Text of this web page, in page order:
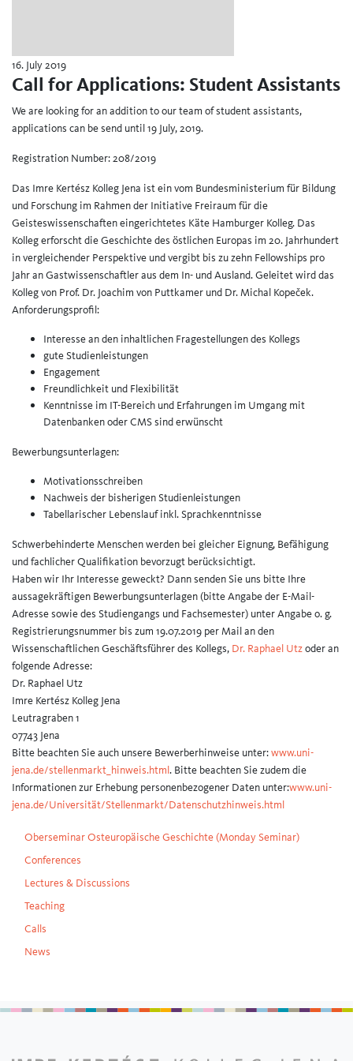
16. July 2019
Call for Applications: Student Assistants
We are looking for an addition to our team of student assistants,
applications can be send until 19 July, 2019.
Registration Number: 208/2019
Das Imre Kertész Kolleg Jena ist ein vom Bundesministerium für Bildung
und Forschung im Rahmen der Initiative Freiraum für die
Geisteswissenschaften eingerichtetes Käte Hamburger Kolleg. Das
Kolleg erforscht die Geschichte des östlichen Europas im 20. Jahrhundert
in vergleichender Perspektive und vergibt bis zu zehn Fellowships pro
Jahr an Gastwissenschaftler aus dem In- und Ausland. Geleitet wird das
Kolleg von Prof. Dr. Joachim von Puttkamer und Dr. Michal Kopeček.
Anforderungsprofil:
Interesse an den inhaltlichen Fragestellungen des Kollegs
gute Studienleistungen
Engagement
Freundlichkeit und Flexibilität
Kenntnisse im IT-Bereich und Erfahrungen im Umgang mit
Datenbanken oder CMS sind erwünscht
Bewerbungsunterlagen:
Motivationsschreiben
Nachweis der bisherigen Studienleistungen
Tabellarischer Lebenslauf inkl. Sprachkenntnisse
Schwerbehinderte Menschen werden bei gleicher Eignung, Befähigung
und fachlicher Qualifikation bevorzugt berücksichtigt.
Haben wir Ihr Interesse geweckt? Dann senden Sie uns bitte Ihre
aussagekräftigen Bewerbungsunterlagen (bitte Angabe der E-Mail-
Adresse sowie des Studiengangs und Fachsemester) unter Angabe o. g.
Registrierungsnummer bis zum 19.07.2019 per Mail an den
Wissenschaftlichen Geschäftsführer des Kollegs, Dr. Raphael Utzoder an
folgende Adresse:
Dr. Raphael Utz
Imre Kertész Kolleg Jena
Leutragraben 1
07743 Jena
Bitte beachten Sie auch unsere Bewerberhinweise unter:www.uni-
jena.de/stellenmarkt_hinweis.html. Bitte beachten Sie zudem die
Informationen zur Erhebung personenbezogener Daten unter:www.uni-
jena.de/Universität/Stellenmarkt/Datenschutzhinweis.html
Oberseminar Osteuropäische Geschichte (Monday Seminar)
Conferences
Lectures & Discussions
Teaching
Calls
News